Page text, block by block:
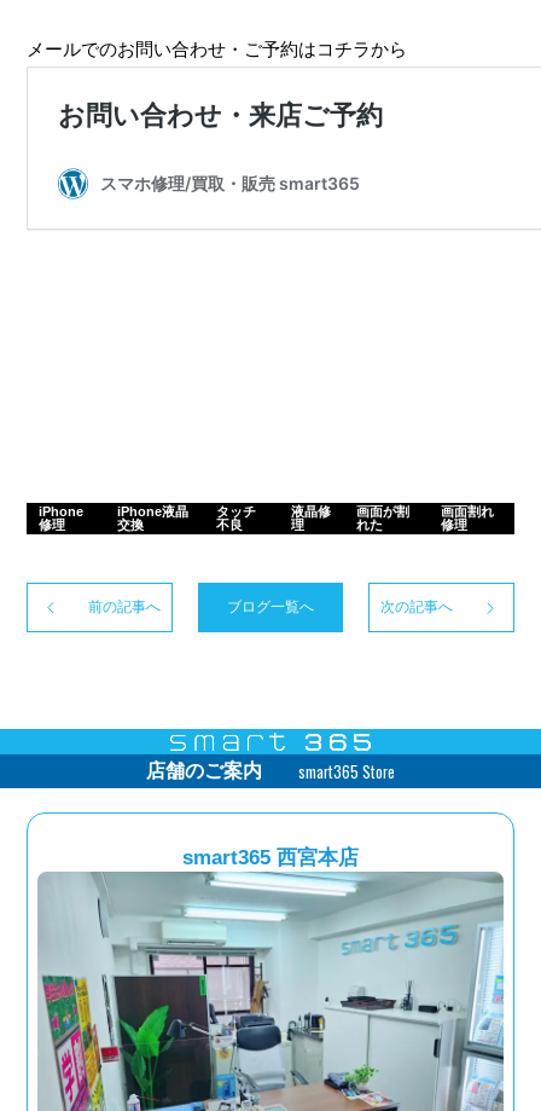
メールでのお問い合わせ・ご予約はコチラから
iPhone
修理
iPhone液晶
交換
タッチ
不良
液晶修
理
画面が割
れた
画面割れ
修理
前の記事へ ブログ一覧へ 次の記事へ
店舗のご案内 smart365 Store
smart365 西宮本店